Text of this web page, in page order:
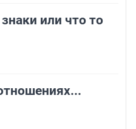
или что то